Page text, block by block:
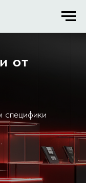
от
специфики